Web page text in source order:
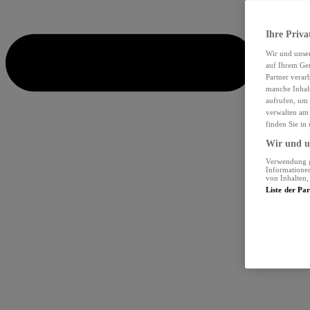
Ihre
Wir und
auf Ihrem
Partner
manche
aufrufen, um
verwalten
finden Sie in
Wir und
Verwendung
von Inhalten,
Liste der